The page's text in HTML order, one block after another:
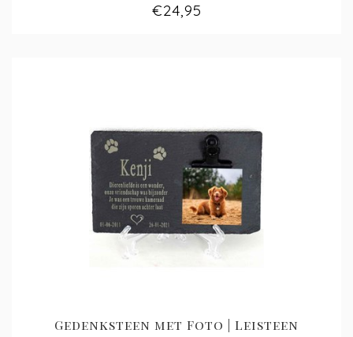
€24,95
Gedenksteen met Foto | Leisteen